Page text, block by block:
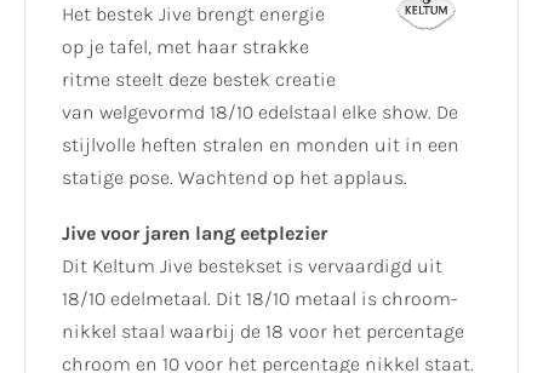
Het bestek Jive brengt energie
op je tafel, met haar strakke
ritme steelt deze bestek creatie
van welgevormd 18/10 edelstaal elke show. De
stijlvolle heften stralen en monden uit in een
statige pose. Wachtend op het applaus.
Jive voor jaren lang eetplezier
Dit Keltum Jive bestekset is vervaardigd uit
18/10 edelmetaal. Dit 18/10 metaal is chroom-
nikkel staal waarbij de 18 voor het percentage
chroom en 10 voor het percentage nikkel staat.